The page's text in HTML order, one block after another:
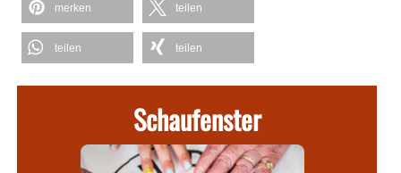
merken teilen
teilen teilen
Schaufenster